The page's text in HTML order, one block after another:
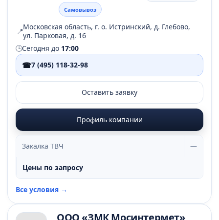
Самовывоз
📍Московская область, г. о. Истринский, д. Глебово,
ул. Парковая, д. 16
🕒Сегодня до 17:00
☎7 (495) 118-32-98
Оставить заявку
Профиль компании
Закалка ТВЧ —
Цены по запросу
Все условия →
ООО «ЗМК Мосинтермет»